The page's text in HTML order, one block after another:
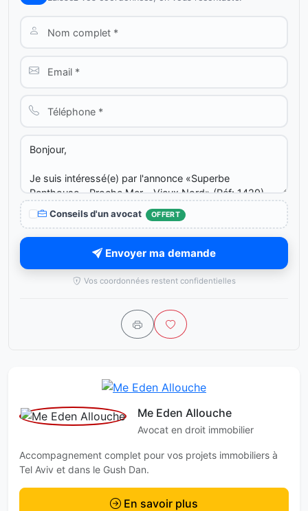
Conseils d'un avocat OFFERT
Envoyer ma demande
Vos coordonnées restent confidentielles
Me Eden Allouche
Avocat en droit immobilier
Accompagnement complet pour vos projets immobiliers à
Tel Aviv et dans le Gush Dan.
En savoir plus